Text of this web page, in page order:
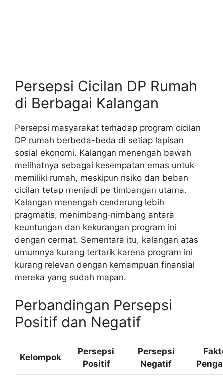
Persepsi Cicilan DP Rumah
di Berbagai Kalangan
Persepsi masyarakat terhadap program cicilan
DP rumah berbeda-beda di setiap lapisan
sosial ekonomi. Kalangan menengah bawah
melihatnya sebagai kesempatan emas untuk
memiliki rumah, meskipun risiko dan beban
cicilan tetap menjadi pertimbangan utama.
Kalangan menengah cenderung lebih
pragmatis, menimbang-nimbang antara
keuntungan dan kekurangan program ini
dengan cermat. Sementara itu, kalangan atas
umumnya kurang tertarik karena program ini
kurang relevan dengan kemampuan finansial
mereka yang sudah mapan.
Perbandingan Persepsi
Positif dan Negatif
Kelompok
Persepsi
Positif
Persepsi
Negatif